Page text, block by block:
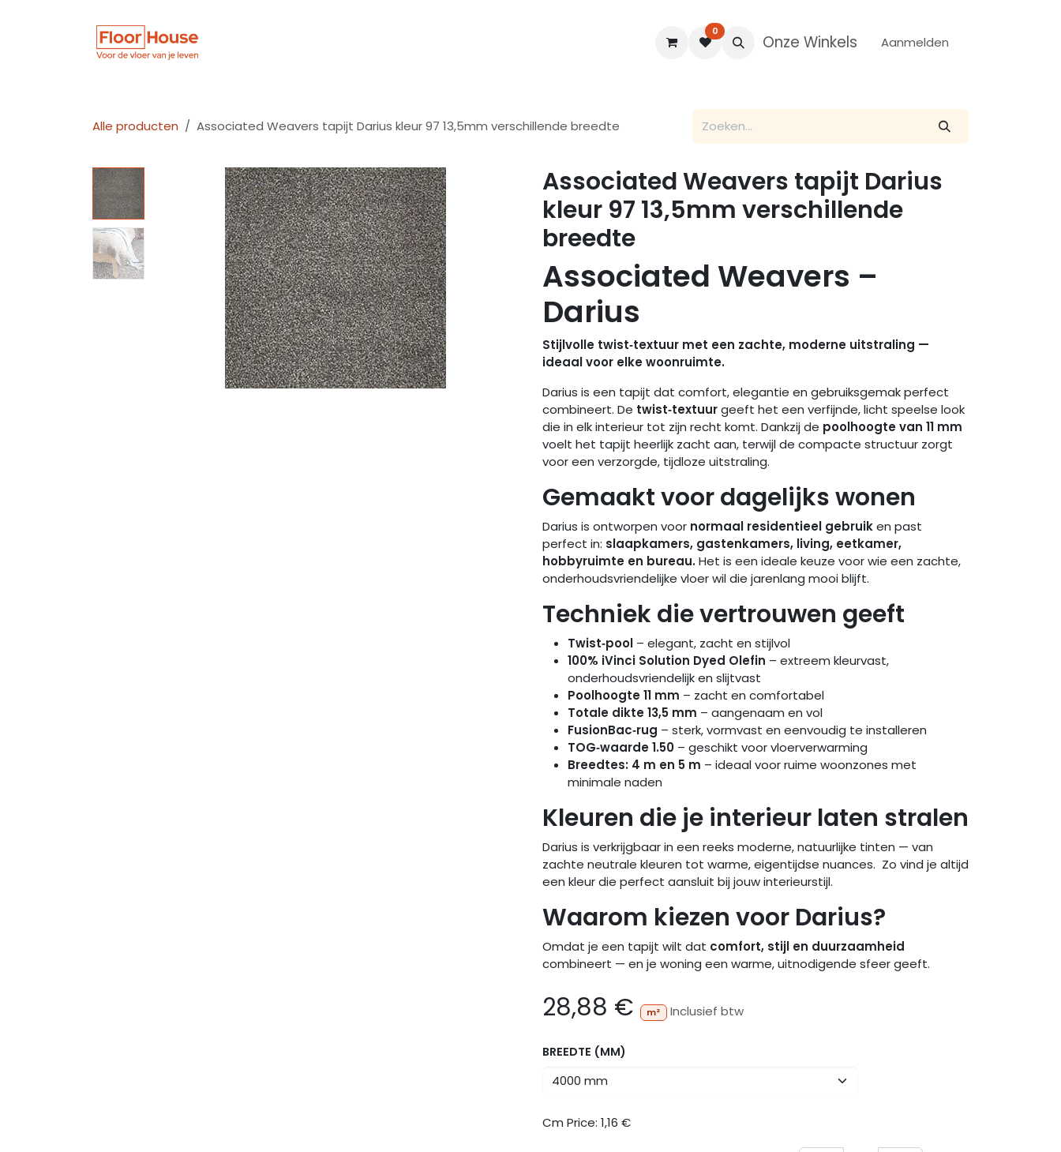
Blogs
0
Onze Winkels Aanmelden
Alle producten Associated Weavers tapijt Darius kleur 97 13,5mm verschillende breedte
Associated Weavers tapijt Darius
kleur 97 13,5mm verschillende
breedte
Associated Weavers –
Darius
Stijlvolle twist‑textuur met een zachte, moderne uitstraling —
ideaal voor elke woonruimte.
Darius is een tapijt dat comfort, elegantie en gebruiksgemak perfect
combineert. De twist‑textuurgeeft het een verfijnde, licht speelse look
die in elk interieur tot zijn recht komt. Dankzij de poolhoogte van 11 mm
voelt het tapijt heerlijk zacht aan, terwijl de compacte structuur zorgt
voor een verzorgde, tijdloze uitstraling.
Gemaakt voor dagelijks wonen
Darius is ontworpen voor normaal residentieel gebruiken past
perfect in: slaapkamers, gastenkamers, living, eetkamer,
hobbyruimte en bureau.Het is een ideale keuze voor wie een zachte,
onderhoudsvriendelijke vloer wil die jarenlang mooi blijft.
Techniek die vertrouwen geeft
Twist‑pool – elegant, zacht en stijlvol
100% iVinci Solution Dyed Olefin – extreem kleurvast,
onderhoudsvriendelijk en slijtvast
Poolhoogte 11 mm – zacht en comfortabel
Totale dikte 13,5 mm – aangenaam en vol
FusionBac‑rug – sterk, vormvast en eenvoudig te installeren
TOG‑waarde 1.50 – geschikt voor vloerverwarming
Breedtes: 4 m en 5 m – ideaal voor ruime woonzones met
minimale naden
Kleuren die je interieur laten stralen
Darius is verkrijgbaar in een reeks moderne, natuurlijke tinten — van
zachte neutrale kleuren tot warme, eigentijdse nuances. Zo vind je altijd
een kleur die perfect aansluit bij jouw interieurstijl.
Waarom kiezen voor Darius?
Omdat je een tapijt wilt dat comfort, stijl en duurzaamheid
combineert — en je woning een warme, uitnodigende sfeer geeft.
28,88 € m² Inclusief btw
BREEDTE (MM)
Cm Price: 1,16 €